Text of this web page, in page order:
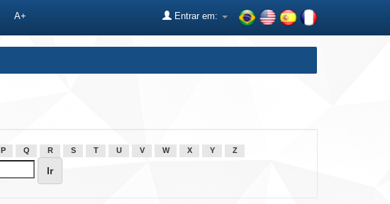
A+ Entrar em:
P Q R S T U V W X Y Z